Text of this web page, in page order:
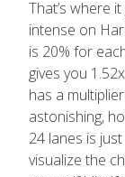
That’s where
intense on
is 20% for
gives you
has a
astonishing,
24 lanes is
visualize the